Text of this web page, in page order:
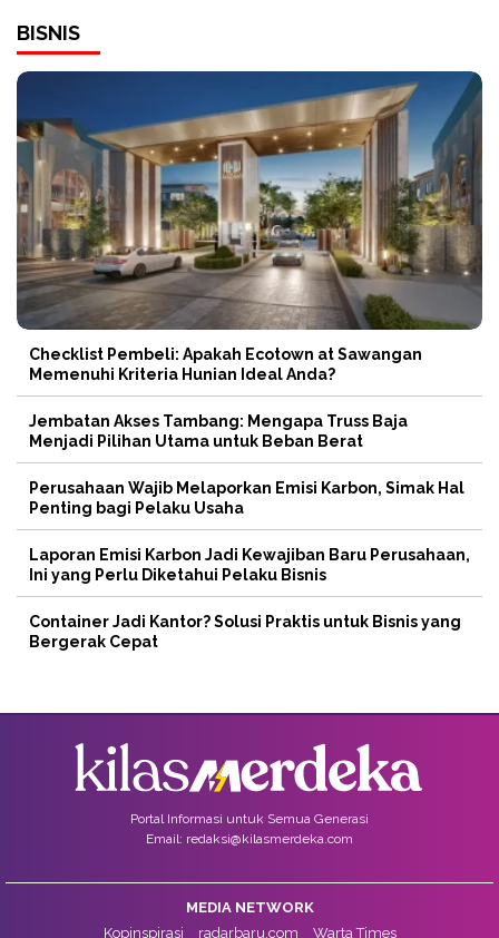
BISNIS
Checklist Pembeli: Apakah Ecotown at Sawangan
Memenuhi Kriteria Hunian Ideal Anda?
Jembatan Akses Tambang: Mengapa Truss Baja
Menjadi Pilihan Utama untuk Beban Berat
Perusahaan Wajib Melaporkan Emisi Karbon, Simak Hal
Penting bagi Pelaku Usaha
Laporan Emisi Karbon Jadi Kewajiban Baru Perusahaan,
Ini yang Perlu Diketahui Pelaku Bisnis
Container Jadi Kantor? Solusi Praktis untuk Bisnis yang
Bergerak Cepat
Portal Informasi untuk Semua Generasi
Email: redaksi@kilasmerdeka.com
MEDIA NETWORK
Kopinspirasi
radarbaru.com Warta Times